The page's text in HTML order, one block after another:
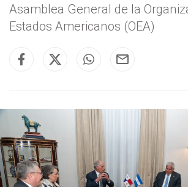
Asamblea General de la
Estados Americanos (OEA)